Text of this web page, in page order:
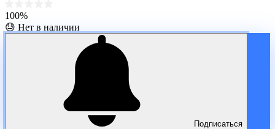
100%
😓 Нет в наличии
Подписаться